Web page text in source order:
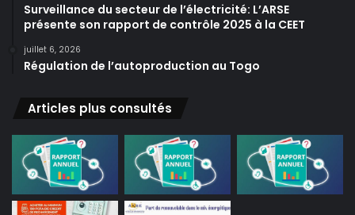
Surveillance du secteur de l’électricité: L’ARSE
présente son rapport de contrôle 2025 à la CEET
juillet 6, 2026
Régulation de l’autoproduction au Togo
Articles plus consultés